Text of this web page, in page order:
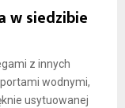
w siedzibie
z innych
wodnymi,
usytuowanej